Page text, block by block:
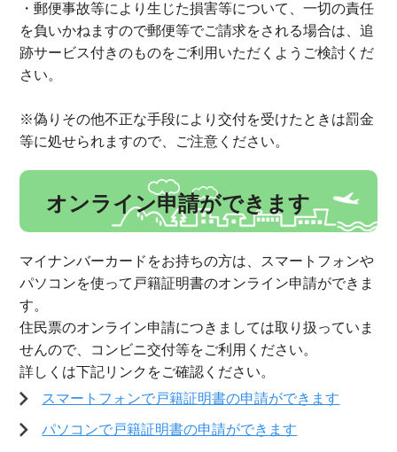
・郵便事故等により生じた損害等について、一切の責任
を負いかねますので郵便等でご請求をされる場合は、追
跡サービス付きのものをご利用いただくようご検討くだ
さい。
※偽りその他不正な手段により交付を受けたときは罰金
等に処せられますので、ご注意ください。
オンライン申請ができます
マイナンバーカードをお持ちの方は、スマートフォンや
パソコンを使って戸籍証明書のオンライン申請ができま
す。
住民票のオンライン申請につきましては取り扱っていま
せんので、コンビニ交付等をご利用ください。
詳しくは下記リンクをご確認ください。
スマートフォンで戸籍証明書の申請ができます
パソコンで戸籍証明書の申請ができます